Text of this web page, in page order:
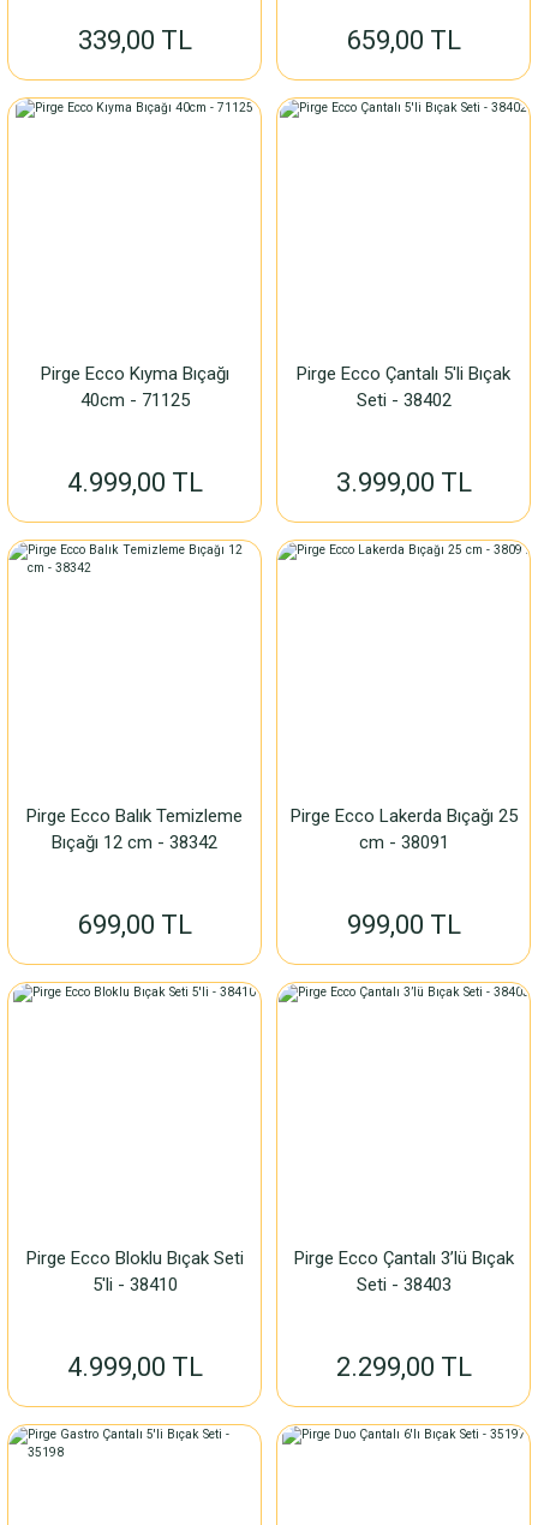
339,00 TL 659,00 TL
Pirge Ecco Kıyma Bıçağı
40cm - 71125
4.999,00 TL
Pirge Ecco Çantalı 5'li Bıçak
Seti - 38402
3.999,00 TL
Pirge Ecco Balık Temizleme
Bıçağı 12 cm - 38342
699,00 TL
Pirge Ecco Lakerda Bıçağı 25
cm - 38091
999,00 TL
Pirge Ecco Bloklu Bıçak Seti
5'li - 38410
4.999,00 TL
Pirge Ecco Çantalı 3’lü Bıçak
Seti - 38403
2.299,00 TL